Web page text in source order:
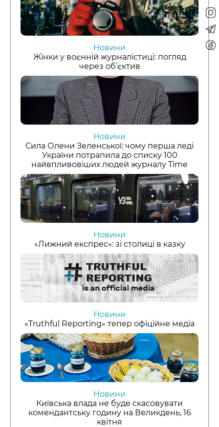
Новини
Жінки у воєнній журналістиці: погляд
через об’єктив
Новини
Сила Олени Зеленської: чому перша леді
України потрапила до списку 100
найвпливовіших людей журналу Time
Новини
«Лижний експрес»: зі столиці в казку
Новини
«Truthful Reporting» тепер офіційне медіа
Новини
Київська влада не буде скасовувати
комендантську годину на Великдень, 16
квітня